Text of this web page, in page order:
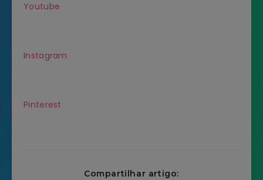
Youtube
Instagram
Pinterest
Compartilhar artigo: